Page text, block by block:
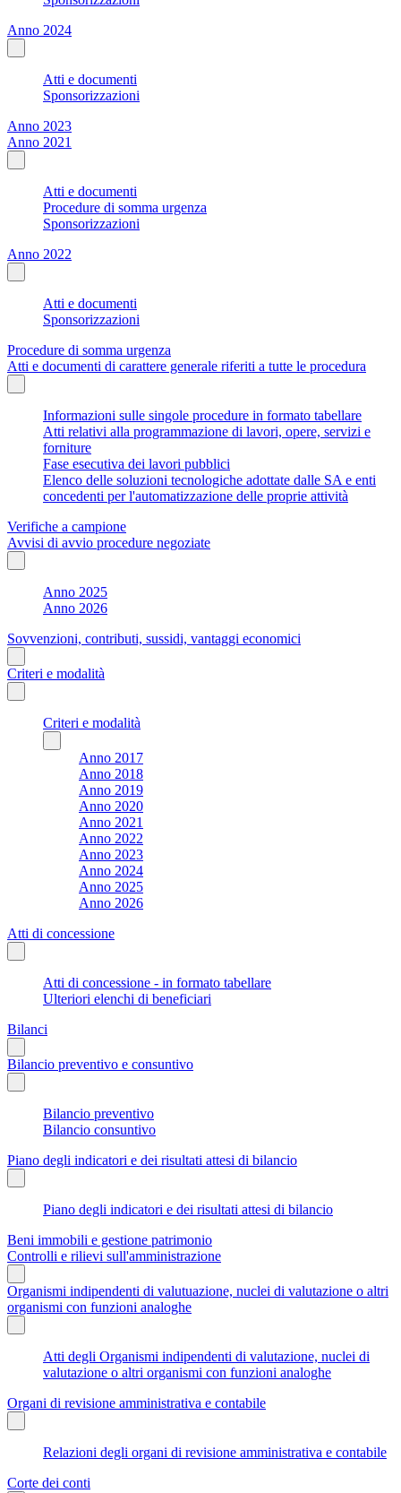
Anno 2024
Atti e documenti
Sponsorizzazioni
Anno 2023
Anno 2021
Atti e documenti
Procedure di somma urgenza
Sponsorizzazioni
Anno 2022
Atti e documenti
Sponsorizzazioni
Procedure di somma urgenza
Atti e documenti di carattere generale riferiti a tutte le procedura
Informazioni sulle singole procedure in formato tabellare
Atti relativi alla programmazione di lavori, opere, servizi e
forniture
Fase esecutiva dei lavori pubblici
Elenco delle soluzioni tecnologiche adottate dalle SA e enti
concedenti per l'automatizzazione delle proprie attività
Verifiche a campione
Avvisi di avvio procedure negoziate
Anno 2025
Anno 2026
Sovvenzioni, contributi, sussidi, vantaggi economici
Criteri e modalità
Criteri e modalità
Anno 2017
Anno 2018
Anno 2019
Anno 2020
Anno 2021
Anno 2022
Anno 2023
Anno 2024
Anno 2025
Anno 2026
Atti di concessione
Atti di concessione - in formato tabellare
Ulteriori elenchi di beneficiari
Bilanci
Bilancio preventivo e consuntivo
Bilancio preventivo
Bilancio consuntivo
Piano degli indicatori e dei risultati attesi di bilancio
Piano degli indicatori e dei risultati attesi di bilancio
Beni immobili e gestione patrimonio
Controlli e rilievi sull'amministrazione
Organismi indipendenti di valutuazione, nuclei di valutazione o altri
organismi con funzioni analoghe
Atti degli Organismi indipendenti di valutazione, nuclei di
valutazione o altri organismi con funzioni analoghe
Organi di revisione amministrativa e contabile
Relazioni degli organi di revisione amministrativa e contabile
Corte dei conti